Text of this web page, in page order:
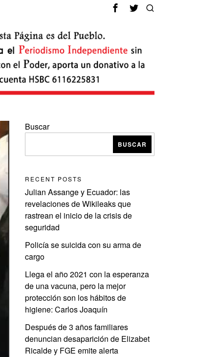
Buscar
BUSCAR
RECENT POSTS
Julian Assange y Ecuador: las
revelaciones de Wikileaks que
rastrean el inicio de la crisis de
seguridad
Policía se suicida con su arma de
cargo
Llega el año 2021 con la esperanza
de una vacuna, pero la mejor
protección son los hábitos de
higiene: Carlos Joaquín
Después de 3 años familiares
denuncian desaparición de Elizabet
Ricalde y FGE emite alerta